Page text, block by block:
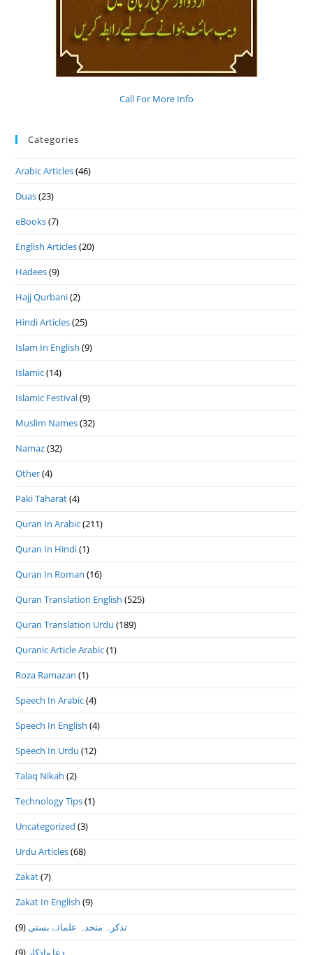
Call For More Info
Categories
Arabic Articles(46)
Duas(23)
eBooks(7)
English Articles(20)
Hadees(9)
Hajj Qurbani(2)
Hindi Articles(25)
Islam In English (9)
Islamic(14)
Islamic Festival(9)
Muslim Names(32)
Namaz(32)
Other(4)
Paki Taharat(4)
Quran In Arabic(211)
Quran In Hindi(1)
Quran In Roman (16)
Quran Translation English (525)
Quran Translation Urdu (189)
Quranic Article Arabic(1)
Roza Ramazan (1)
Speech In Arabic(4)
Speech In English (4)
Speech In Urdu (12)
Talaq Nikah (2)
Technology Tips(1)
Uncategorized (3)
Urdu Articles(68)
Zakat(7)
Zakat In English (9)
تذكرہ متحدہ علمائے بستى(9)
دعا واذكار (9)